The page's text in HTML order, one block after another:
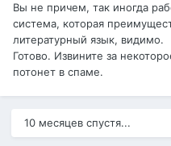
Вы не причем, так иногда
система, которая
литературный язык, видимо.
Готово. Извините за
потонет в спаме.
10 месяцев спустя...